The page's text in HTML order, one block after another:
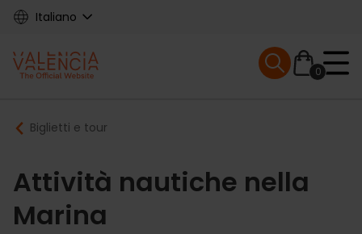
Skip
content
Italiano
Main
navigation
0
Mobile menu
Breadcrumb
Biglietti e tour
Attività nautiche nella
Marina